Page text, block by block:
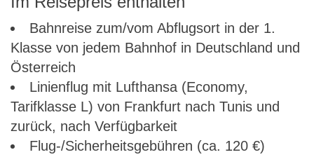
Bahnreise zum/vom Abflugsort in der 1.
Klasse von jedem Bahnhof in Deutschland und
Österreich
Linienflug mit Lufthansa (Economy,
Tarifklasse L) von Frankfurt nach Tunis und
zurück, nach Verfügbarkeit
Flug-/Sicherheitsgebühren (ca. 120 €)